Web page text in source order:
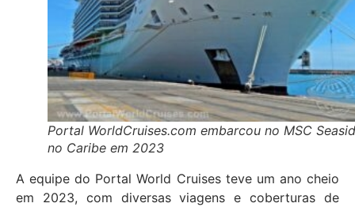
Portal WorldCruises.com embarcou no MSC
no Caribe em 2023
A equipe do Portal World Cruises teve um ano cheio
em 2023, com diversas viagens e coberturas de